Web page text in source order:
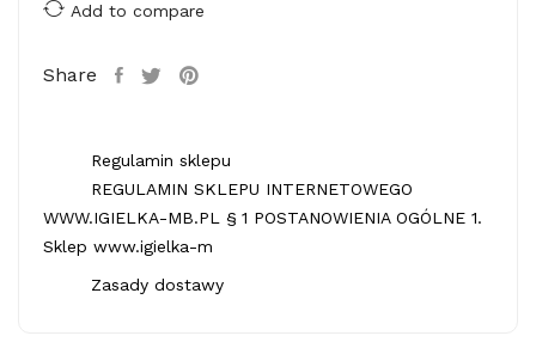
Add to compare
Share
Regulamin sklepu
REGULAMIN SKLEPU INTERNETOWEGO
WWW.IGIELKA-MB.PL § 1 POSTANOWIENIA OGÓLNE 1.
Sklep www.igielka-m
Zasady dostawy